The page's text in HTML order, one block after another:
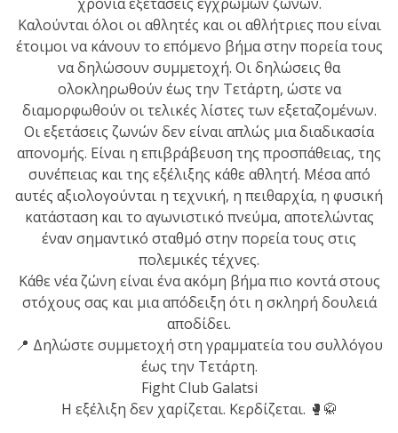
επιτυχία
πραγματοποιήθηκε το
κλειστό σεμινάριο
Brazilian Jiu-Jitsu με τον
Grand Master Reyson
Gracie στο Fight Club
Galatsi!
Ο
Κορυφαίος
Βραζιλιάνος προπονητής
Reyson Gracie Red Belt 9th
Degree, σε σεμινάριο BJJ
για λίγους, στο Fight Club
Galatsi..!
Καλούνται όλοι οι αθλητές και οι αθλήτριες που είναι
έτοιμοι να κάνουν το επόμενο βήμα στην πορεία τους
να δηλώσουν συμμετοχή. Οι δηλώσεις θα
ολοκληρωθούν έως την Τετάρτη, ώστε να
διαμορφωθούν οι τελικές λίστες των εξεταζομένων.
Οι εξετάσεις ζωνών δεν είναι απλώς μια διαδικασία
απονομής. Είναι η επιβράβευση της προσπάθειας, της
συνέπειας και της εξέλιξης κάθε αθλητή. Μέσα από
αυτές αξιολογούνται η τεχνική, η πειθαρχία, η φυσική
κατάσταση και το αγωνιστικό πνεύμα, αποτελώντας
έναν σημαντικό σταθμό στην πορεία τους στις
πολεμικές τέχνες.
Κάθε νέα ζώνη είναι ένα ακόμη βήμα πιο κοντά στους
στόχους σας και μια απόδειξη ότι η σκληρή δουλειά
αποδίδει.
📍 Δηλώστε συμμετοχή στη γραμματεία του συλλόγου
έως την Τετάρτη.
Fight Club Galatsi
Η εξέλιξη δεν χαρίζεται. Κερδίζεται. 🥊🥋